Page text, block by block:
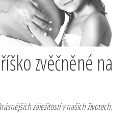
zvěčněné na
záležitostí v našich životech.